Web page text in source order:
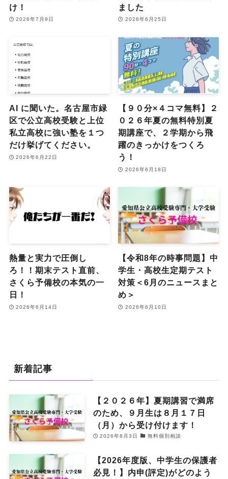
け！
2026年7月9日
ました
2026年6月25日
AI に聞いた。名古屋市緑
区で公立高校受験と上位
私立高校に強い塾を１つ
だけ挙げてください。
2026年6月22日
【９０分×４コマ無料】２
０２６年夏の無料特別夏
期講座で、２学期から飛
躍のきっかけをつくろ
う！
2026年6月18日
熱量と実力で圧倒し
ろ！！期末テスト直前、
さくら予備校の本気の一
日！
2026年6月14日
【令和8年の時事問題】中
学生・高校生定期テスト
対策＜6月のニュースまと
め＞
2026年6月10日
新着記事
【２０２６年】夏期講習で満席
のため、９月生は８月１７日
（月）から受け付けます！
2026年8月3日 無料個別相談
【2026年度版、中学生の保護者
必見！】内申(評定)がどのよう